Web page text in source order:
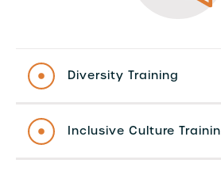
Diversity Training
Inclusive Culture